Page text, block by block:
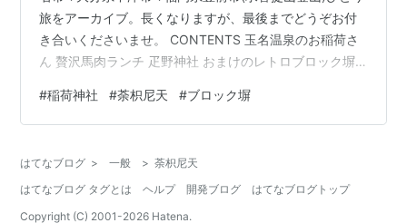
旅をアーカイブ。長くなりますが、最後までどうぞお付
き合いくださいませ。 CONTENTS 玉名温泉のお稲荷さ
ん 贅沢馬肉ランチ 疋野神社 おまけのレトロブロック塀
へ。荷物を預けに、駅からてくてく歩いて宿へと向かい
ます。ちょうど彼岸花の時期で、あちこちに咲く赤や白
ろいろ 宿に荷物を預け、ランチを食べに行こうと歩いて
いたら、すぐ近くにこじんまりとしたお稲荷さんがあり
ました。 手を置い…
#稲荷神社 #荼枳尼天 #ブロック塀
はてなブログ > 一般 > 荼枳尼天
はてなブログ タグとは
ヘルプ 開発ブログ
はてなブログトップ
Copyright (C) 2001-2026 Hatena.